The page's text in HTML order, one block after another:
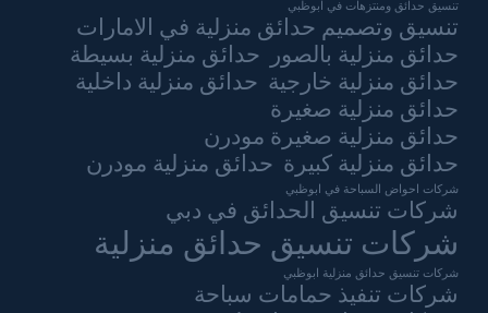
تنسيق حدائق ومنتزهات في ابوظبي
تنسيق وتصميم حدائق منزلية في الامارات
حدائق منزلية بالصور
حدائق منزلية بسيطة
حدائق منزلية خارجية حدائق منزلية داخلية
حدائق منزلية صغيرة
حدائق منزلية صغيرة مودرن
حدائق منزلية كبيرة حدائق منزلية مودرن
شركات احواض السباحة في ابوظبي
شركات تنسيق الحدائق في دبي
شركات تنسيق حدائق منزلية
شركات تنسيق حدائق منزلية ابوظبي
شركات تنفيذ حمامات سباحة